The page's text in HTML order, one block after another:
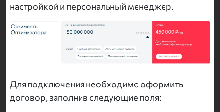
настройкой и персональный менеджер.
Для подключения необходимо оформить
договор, заполнив следующие поля: